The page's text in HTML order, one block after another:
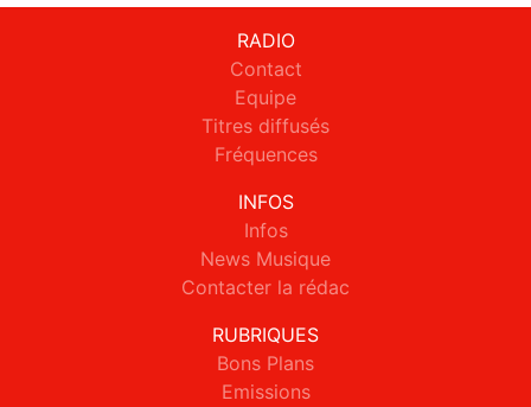
RADIO
Contact
Equipe
Titres diffusés
Fréquences
INFOS
Infos
News Musique
Contacter la rédac
RUBRIQUES
Bons Plans
Emissions